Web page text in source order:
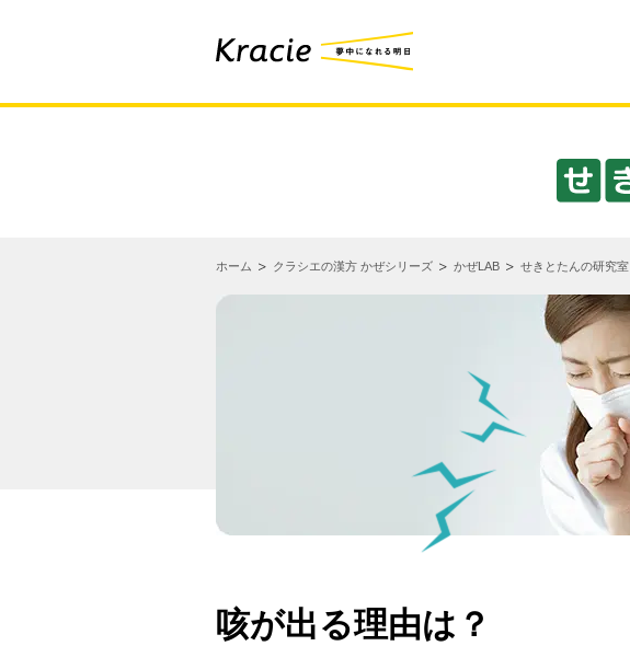
ホーム クラシエの漢方 かぜシリーズ かぜLAB せきとたんの研究室
咳が出る理由は？